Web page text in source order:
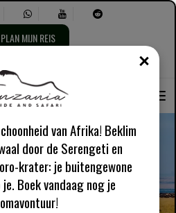
PLAN MIJN REIS
volgende:
Handige artikelen
van Afrika! Beklim
door de Serengeti en
krater: je buitengewone
Boek vandaag nog je